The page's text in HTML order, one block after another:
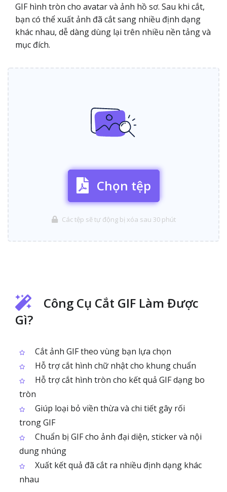
GIF hình tròn cho avatar và ảnh hồ sơ. Sau khi cắt,
bạn có thể xuất ảnh đã cắt sang nhiều định dạng
khác nhau, dễ dàng dùng lại trên nhiều nền tảng và
mục đích.
Chọn tệp
Các tệp sẽ tự động bị xóa sau 30 phút
Công Cụ Cắt GIF Làm Được
Gì?
Cắt ảnh GIF theo vùng bạn lựa chọn
Hỗ trợ cắt hình chữ nhật cho khung chuẩn
Hỗ trợ cắt hình tròn cho kết quả GIF dạng bo
tròn
Giúp loại bỏ viền thừa và chi tiết gây rối
trong GIF
Chuẩn bị GIF cho ảnh đại diện, sticker và nội
dung nhúng
Xuất kết quả đã cắt ra nhiều định dạng khác
nhau